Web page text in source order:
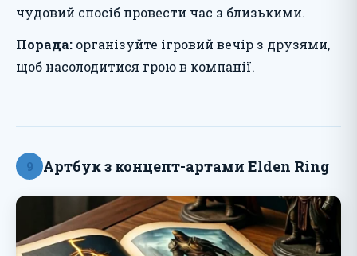
чудовий спосіб провести час з близькими.
Порада: організуйте ігровий вечір з друзями,
щоб насолодитися грою в компанії.
9 Артбук з концепт-артами Elden Ring